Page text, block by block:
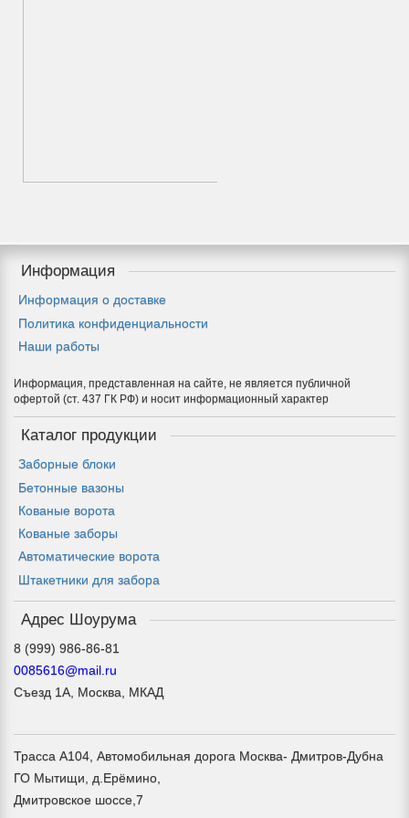
Информация
Информация о доставке
Политика конфиденциальности
Наши работы
Информация, представленная на сайте, не является публичной
офертой (ст. 437 ГК РФ) и носит информационный характер
Каталог продукции
Заборные блоки
Бетонные вазоны
Кованые ворота
Кованые заборы
Автоматические ворота
Штакетники для забора
Адрес Шоурума
0085616@mail.ru
Съезд 1А, Москва, МКАД
Трасса А104, Автомобильная дорога Москва- Дмитров-Дубна
ГО Мытищи, д.Ерёмино,
Дмитровское шоссе,7